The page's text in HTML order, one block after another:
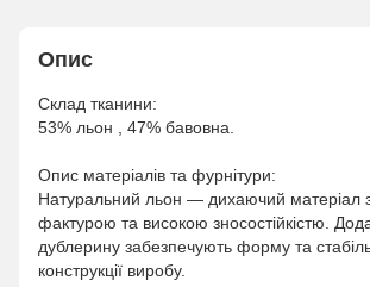
Опис
Склад тканини:
53% льон , 47% бавовна.
Опис матеріалів та фурнітури:
Натуральний льон — дихаючий матеріал
фактурою та високою зносостійкістю.
дублерину забезпечують форму та
конструкції виробу.